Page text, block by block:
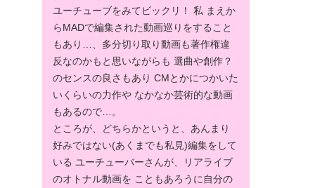
ユーチューブをみてビックリ！ 私 まえか
らMADで編集された動画巡りをすること
もあり…、多分切り取り動画も著作権違
反なのかもと思いながらも 選曲や創作？
のセンスの良さもあり CMとかにつかいた
いくらいの力作や なかなか芸術的な動画
もあるので…。
ところが、どちらかというと、あんまり
好みではない(あくまでも私見)編集をして
いる ユーチューバーさんが、リアライブ
のオトナル動画を こともあろうに自分の